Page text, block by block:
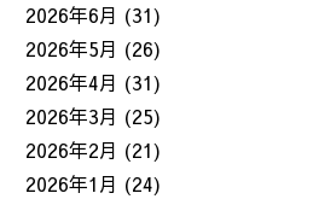
2026年6月 (31)
2026年5月 (26)
2026年4月 (31)
2026年3月 (25)
2026年2月 (21)
2026年1月 (24)